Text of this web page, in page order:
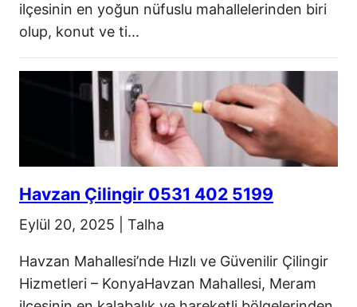
ilçesinin en yoğun nüfuslu mahallelerinden biri
olup, konut ve ti...
Havzan Çilingir 0531 402 5199
Eylül 20, 2025 Talha
Havzan Mahallesi’nde Hızlı ve Güvenilir Çilingir
Hizmetleri – KonyaHavzan Mahallesi, Meram